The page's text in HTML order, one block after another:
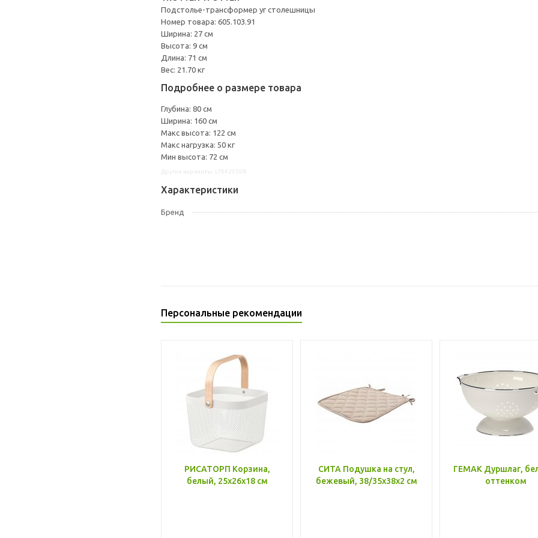
Подстолье-трансформер уг столешницы
Номер товара: 605.103.91
Ширина: 27 см
Высота: 9 см
Длина: 71 см
Вес: 21.70 кг
Подробнее о размере товара
Глубина: 80 см
Ширина: 160 см
Макс высота: 122 см
Макс нагрузка: 50 кг
Мин высота: 72 см
Характеристики
Бренд
Персональные рекомендации
РИСАТОРП Корзина,
белый, 25x26x18 см
СИТА Подушка на стул,
бежевый, 38/35x38x2 см
ГЕМАК Дуршлаг,
оттенком